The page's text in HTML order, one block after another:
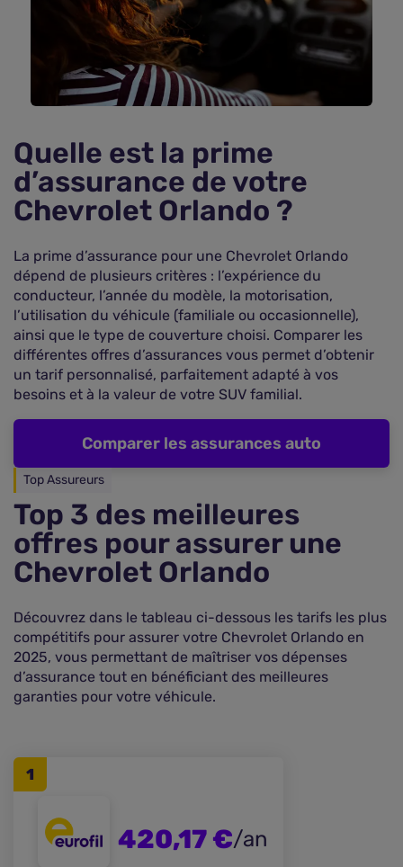
Quelle est la prime
d’assurance de votre
Chevrolet Orlando ?
La prime d’assurance pour une Chevrolet Orlando
dépend de plusieurs critères : l’expérience du
conducteur, l’année du modèle, la motorisation,
l’utilisation du véhicule (familiale ou occasionnelle),
ainsi que le type de couverture choisi. Comparer les
différentes offres d’assurances vous permet d’obtenir
un tarif personnalisé, parfaitement adapté à vos
besoins et à la valeur de votre SUV familial.
Comparer les assurances auto
Top Assureurs
Top 3 des meilleures
offres pour assurer une
Chevrolet Orlando
Découvrez dans le tableau ci-dessous les tarifs les plus
compétitifs pour assurer votre Chevrolet Orlando en
2025, vous permettant de maîtriser vos dépenses
d’assurance tout en bénéficiant des meilleures
garanties pour votre véhicule.
1
420,17 €/an